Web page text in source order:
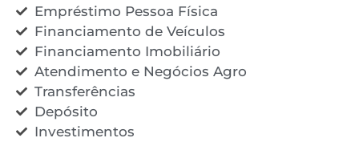
Empréstimo Pessoa Física
Financiamento de Veículos
Financiamento Imobiliário
Atendimento e Negócios Agro
Transferências
Depósito
Investimentos